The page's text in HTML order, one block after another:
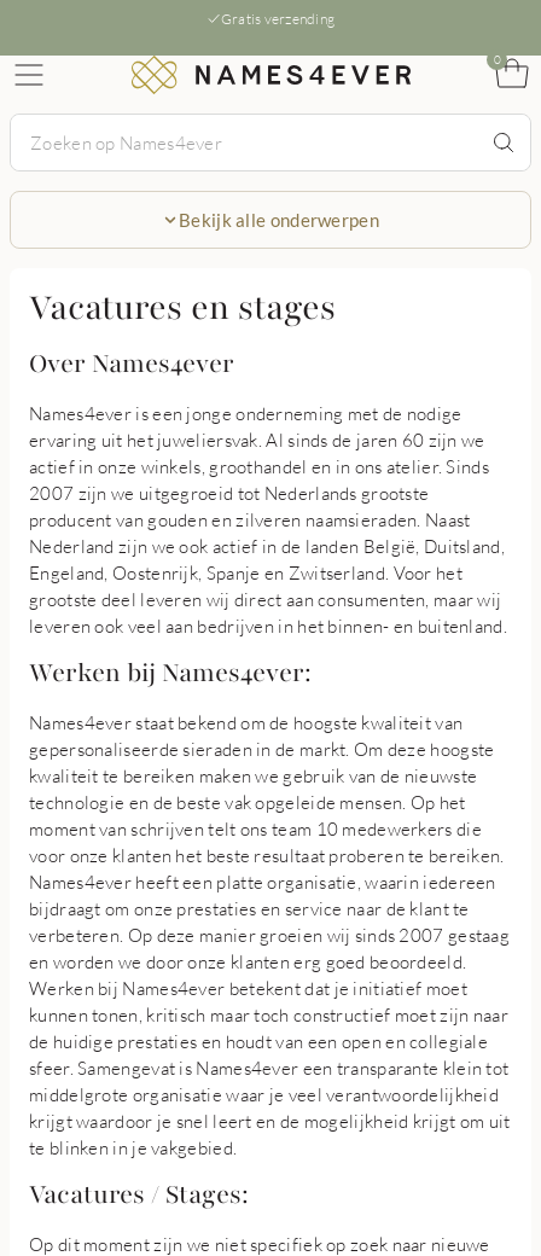
Gratis verzending
0
Bekijk alle onderwerpen
Vacatures en stages
Over Names4ever
Names4ever is een jonge onderneming met de nodige
ervaring uit het juweliersvak. Al sinds de jaren 60 zijn we
actief in onze winkels, groothandel en in ons atelier. Sinds
2007 zijn we uitgegroeid tot Nederlands grootste
producent van gouden en zilveren naamsieraden. Naast
Nederland zijn we ook actief in de landen België, Duitsland,
Engeland, Oostenrijk, Spanje en Zwitserland. Voor het
grootste deel leveren wij direct aan consumenten, maar wij
leveren ook veel aan bedrijven in het binnen- en buitenland.
Werken bij Names4ever:
Names4ever staat bekend om de hoogste kwaliteit van
gepersonaliseerde sieraden in de markt. Om deze hoogste
kwaliteit te bereiken maken we gebruik van de nieuwste
technologie en de beste vak opgeleide mensen. Op het
moment van schrijven telt ons team 10 medewerkers die
voor onze klanten het beste resultaat proberen te bereiken.
Names4ever heeft een platte organisatie, waarin iedereen
bijdraagt om onze prestaties en service naar de klant te
verbeteren. Op deze manier groeien wij sinds 2007 gestaag
en worden we door onze klanten erg goed beoordeeld.
Werken bij Names4ever betekent dat je initiatief moet
kunnen tonen, kritisch maar toch constructief moet zijn naar
de huidige prestaties en houdt van een open en collegiale
sfeer. Samengevat is Names4ever een transparante klein tot
middelgrote organisatie waar je veel verantwoordelijkheid
krijgt waardoor je snel leert en de mogelijkheid krijgt om uit
te blinken in je vakgebied.
Vacatures / Stages:
Op dit moment zijn we niet specifiek op zoek naar nieuwe